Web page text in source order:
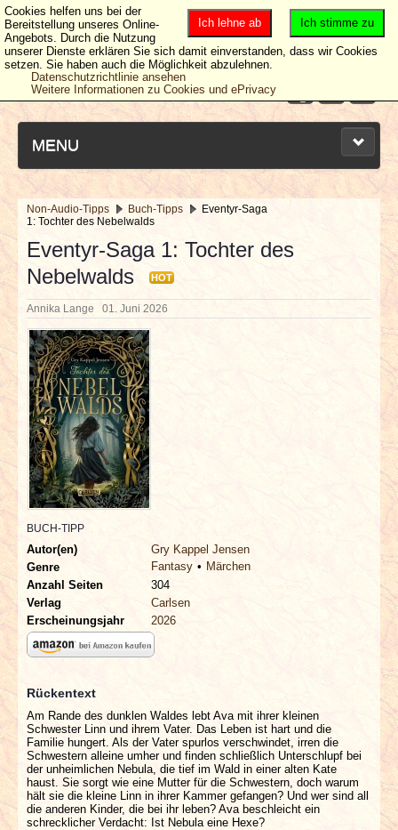
MENU
NEUESTE ARTIKEL
NEWS & DATES
BERICHTE
VERLOSUNGEN
INTERVIEWS
SPECIALS
REDAKTION
LINKS
ARCHIV
Non-Audio-Tipps Buch-Tipps
Eventyr-Saga
1: Tochter des Nebelwalds
Eventyr-Saga 1: Tochter des
Nebelwalds
HOT
Annika Lange 01. Juni 2026
BUCH-TIPP
Autor(en)
Gry Kappel Jensen
Genre
Fantasy
Märchen
Anzahl Seiten
304
Verlag
Carlsen
Erscheinungsjahr
2026
Rückentext
Am Rande des dunklen Waldes lebt Ava mit ihrer kleinen
Schwester Linn und ihrem Vater. Das Leben ist hart und die
Familie hungert. Als der Vater spurlos verschwindet, irren die
Schwestern alleine umher und finden schließlich Unterschlupf bei
der unheimlichen Nebula, die tief im Wald in einer alten Kate
haust. Sie sorgt wie eine Mutter für die Schwestern, doch warum
hält sie die kleine Linn in ihrer Kammer gefangen? Und wer sind all
die anderen Kinder, die bei ihr leben? Ava beschleicht ein
schrecklicher Verdacht: Ist Nebula eine Hexe?
Ich stimme zu
Ich lehne ab
Cookies helfen uns bei der
Bereitstellung unseres Online-
Angebots. Durch die Nutzung
unserer Dienste erklären Sie sich damit einverstanden, dass wir Cookies
setzen. Sie haben auch die Möglichkeit abzulehnen.
Datenschutzrichtlinie ansehen
Weitere Informationen zu Cookies und ePrivacy